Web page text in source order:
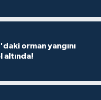
orman yangını
altında!